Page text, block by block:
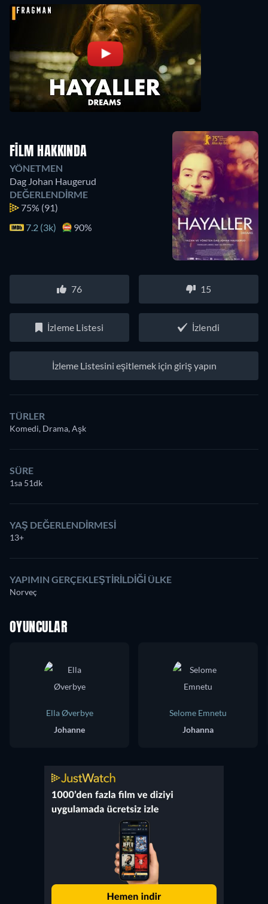
FILM HAKKINDA
YÖNETMEN
Dag Johan Haugerud
DEĞERLENDIRME
75% (91)
7.2 (3k)
90%
76 15
İzleme Listesi İzlendi
İzleme Listesini eşitlemek için giriş yapın
TÜRLER
Komedi, Drama, Aşk
SÜRE
1sa 51dk
YAŞ DEĞERLENDIRMESI
13+
YAPIMIN GERÇEKLEŞTIRILDIĞI ÜLKE
Norveç
OYUNCULAR
Ella Øverbye
Johanne
Selome Emnetu
Johanna